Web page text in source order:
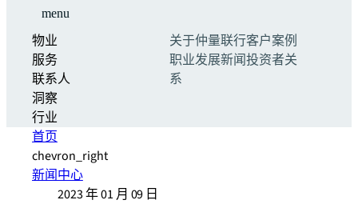
menu
物业
服务
联系人
洞察
行业
关于仲量联行客户案例
职业发展新闻投资者关
系
首页
chevron_right
新闻中心
2023 年 01 月 09 日